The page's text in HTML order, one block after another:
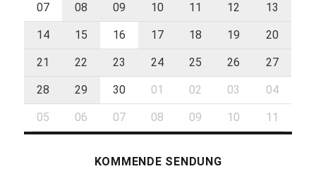
07 08 09 10 11 12 13
14 15 16 17 18 19 20
21 22 23 24 25 26 27
28 29 30 01 02 03 04
05 06 07 08 09 10 11
KOMMENDE SENDUNG